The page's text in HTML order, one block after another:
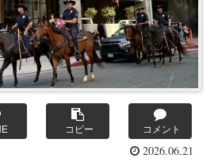
コピー コメント
2026.06.21